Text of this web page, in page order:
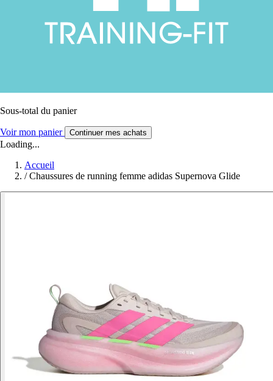
Sous-total du panier
Voir mon panier Continuer mes achats
Loading...
Accueil
/ Chaussures de running femme adidas Supernova Glide